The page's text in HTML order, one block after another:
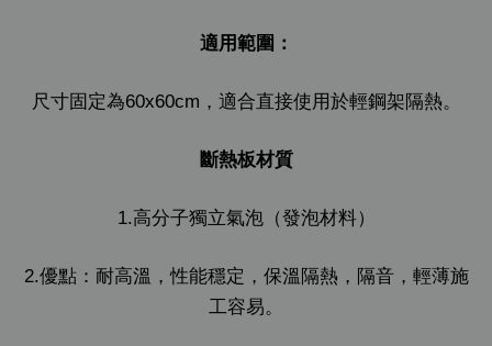
適用範圍：
尺寸固定為60x60cm，適合直接使用於輕鋼架隔熱。
斷熱板材質
1.高分子獨立氣泡（發泡材料）
2.優點：耐高溫，性能穩定，保溫隔熱，隔音，輕薄施
工容易。